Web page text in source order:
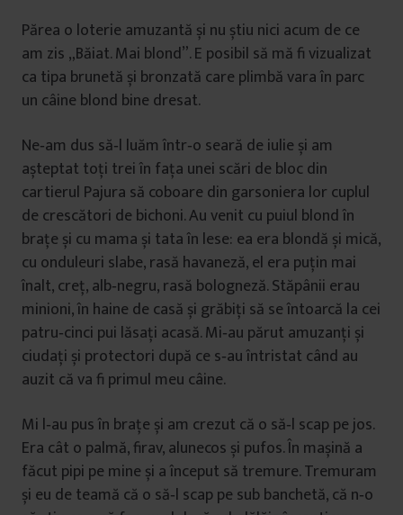
Părea o loterie amuzantă și nu știu nici acum de ce
am zis „Băiat. Mai blond”. E posibil să mă fi vizualizat
ca tipa brunetă și bronzată care plimbă vara în parc
un câine blond bine dresat.
Ne‑am dus să‑l luăm într‑o seară de iulie și am
așteptat toți trei în fața unei scări de bloc din
cartierul Pajura să coboare din garsoniera lor cuplul
de crescători de bichoni. Au venit cu puiul blond în
brațe și cu mama și tata în lese: ea era blondă și mică,
cu onduleuri slabe, rasă havaneză, el era puțin mai
înalt, creț, alb‑negru, rasă bologneză. Stăpânii erau
minioni, în haine de casă și grăbiți să se întoarcă la cei
patru‑cinci pui lăsați acasă. Mi‑au părut amuzanți și
ciudați și protectori după ce s‑au întristat când au
auzit că va fi primul meu câine.
Mi l‑au pus în brațe și am crezut că o să‑l scap pe jos.
Era cât o palmă, firav, alunecos și pufos. În mașină a
făcut pipi pe mine și a început să tremure. Tremuram
și eu de teamă că o să‑l scap pe sub banchetă, că n‑o